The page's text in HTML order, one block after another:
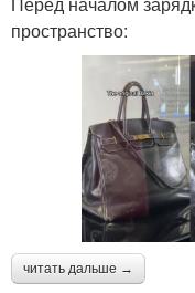
пространство:
читать дальше →